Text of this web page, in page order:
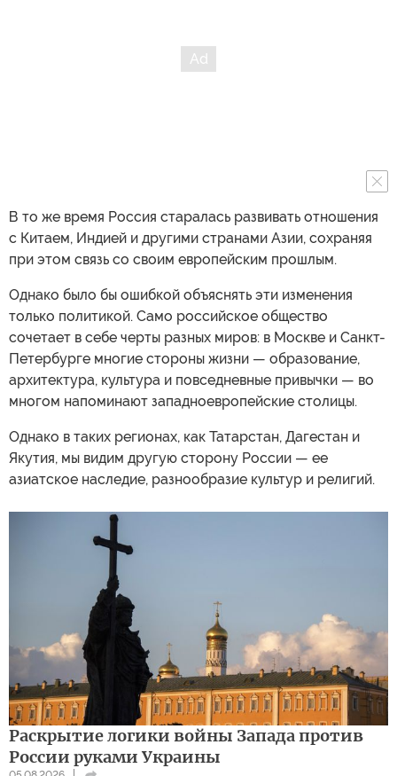
В то же время Россия старалась развивать отношения
с Китаем, Индией и другими странами Азии, сохраняя
при этом связь со своим европейским прошлым.
Однако было бы ошибкой объяснять эти изменения
только политикой. Само российское общество
сочетает в себе черты разных миров: в Москве и Санкт-
Петербурге многие стороны жизни — образование,
архитектура, культура и повседневные привычки — во
многом напоминают западноевропейские столицы.
Однако в таких регионах, как Татарстан, Дагестан и
Якутия, мы видим другую сторону России — ее
азиатское наследие, разнообразие культур и религий.
Раскрытие логики войны Запада против
России руками Украины